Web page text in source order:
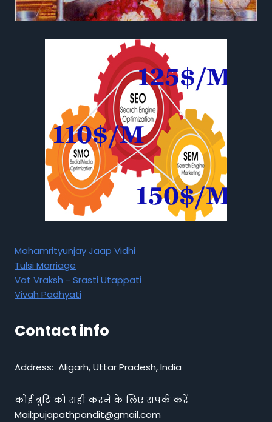
Mahamrityunjay Jaap Vidhi
Tulsi Marriage
Vat Vraksh - Srasti Utappati
Vivah Padhyati
Contact info
Address: Aligarh, Uttar Pradesh, India
कोई त्रुटि को सही करने के लिए संपर्क करें
Mail:pujapathpandit@gmail.com